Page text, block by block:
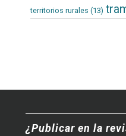
territorios rurales (13)
¿Publicar en la